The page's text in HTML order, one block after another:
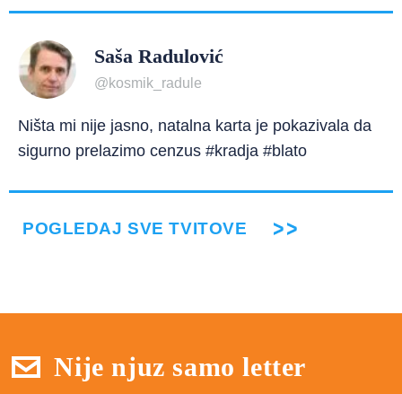
Saša Radulović
@kosmik_radule
Ništa mi nije jasno, natalna karta je pokazivala da
sigurno prelazimo cenzus #kradja #blato
POGLEDAJ SVE TVITOVE
Nije njuz samo letter